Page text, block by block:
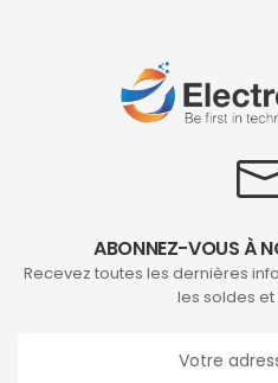
ABONNEZ-VOUS À
Recevez toutes les dernières
les soldes et